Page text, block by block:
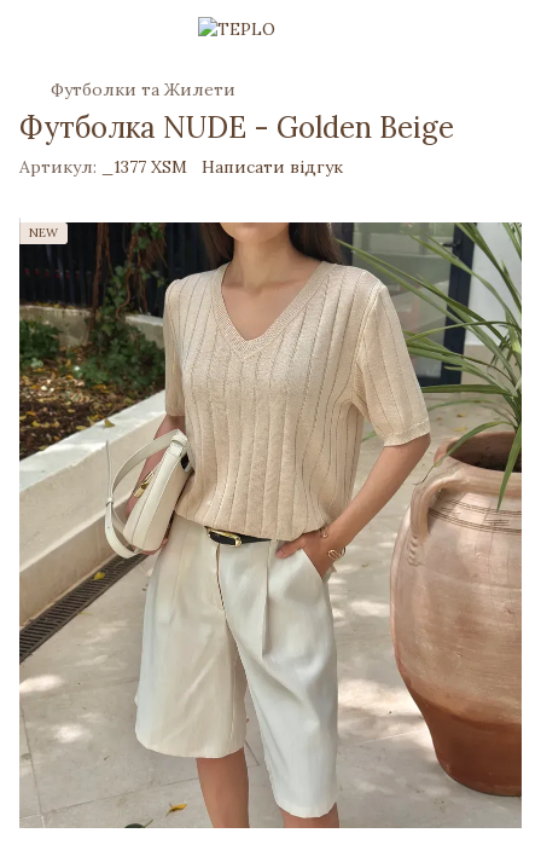
Футболки та Жилети
Футболка NUDE - Golden Beige
Артикул: _1377 XSM Написати відгук
NEW